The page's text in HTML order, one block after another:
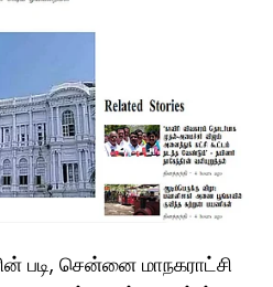
படி, சென்னை மாநகராட்சி